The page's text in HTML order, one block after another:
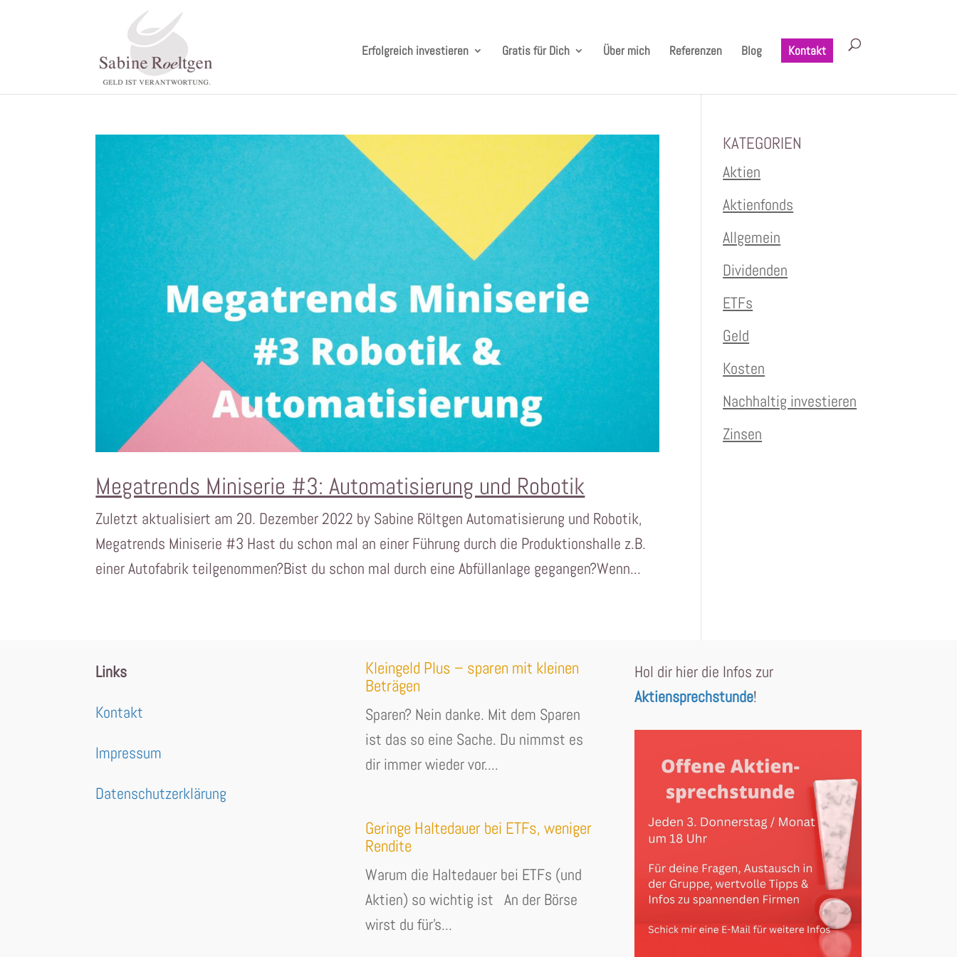
Erfolgreich investieren Gratis für Dich Über mich Referenzen Blog Kontakt
Megatrends Miniserie #3: Automatisierung und Robotik
Zuletzt aktualisiert am 20. Dezember 2022 by Sabine Röltgen Automatisierung und Robotik,
Megatrends Miniserie #3 Hast du schon mal an einer Führung durch die Produktionshalle z.B.
einer Autofabrik teilgenommen?Bist du schon mal durch eine Abfüllanlage gegangen?Wenn...
KATEGORIEN
Aktien
Aktienfonds
Allgemein
Dividenden
ETFs
Geld
Kosten
Nachhaltig investieren
Zinsen
Links
Kontakt
Impressum
Datenschutzerklärung
Kleingeld Plus – sparen mit kleinen
Beträgen
Sparen? Nein danke. Mit dem Sparen
ist das so eine Sache. Du nimmst es
dir immer wieder vor....
Geringe Haltedauer bei ETFs, weniger
Rendite
Warum die Haltedauer bei ETFs (und
Aktien) so wichtig ist An der Börse
wirst du für's...
Hol dir hier die Infos zur
Aktiensprechstunde!